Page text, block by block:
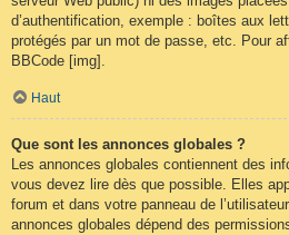
d’authentification, exemple : boîtes aux
protégés par un mot de passe, etc. Pour
BBCode [img].
Haut
Que sont les annonces globales ?
Les annonces globales contiennent des
vous devez lire dès que possible. Elles
forum et dans votre panneau de
annonces globales dépend des